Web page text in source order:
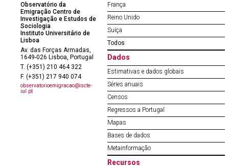
Observatório da
Emigração Centro de
Investigação e Estudos de
Sociologia
Instituto Universitário de
Lisboa
Av. das Forças Armadas,
1649-026 Lisboa, Portugal
T. (+351) 210 464 322
F. (+351) 217 940 074
observatorioemigracao@iscte-
iul.pt
França
Reino Unido
Suíça
Todos
Dados
Estimativas e dados globais
Séries anuais
Censos
Regressos a Portugal
Mapas
Bases de dados
Metainformação
Recursos